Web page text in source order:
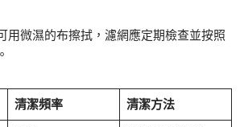
用微濕的布擦拭，濾網應定期檢查並按照
清潔頻率 清潔方法